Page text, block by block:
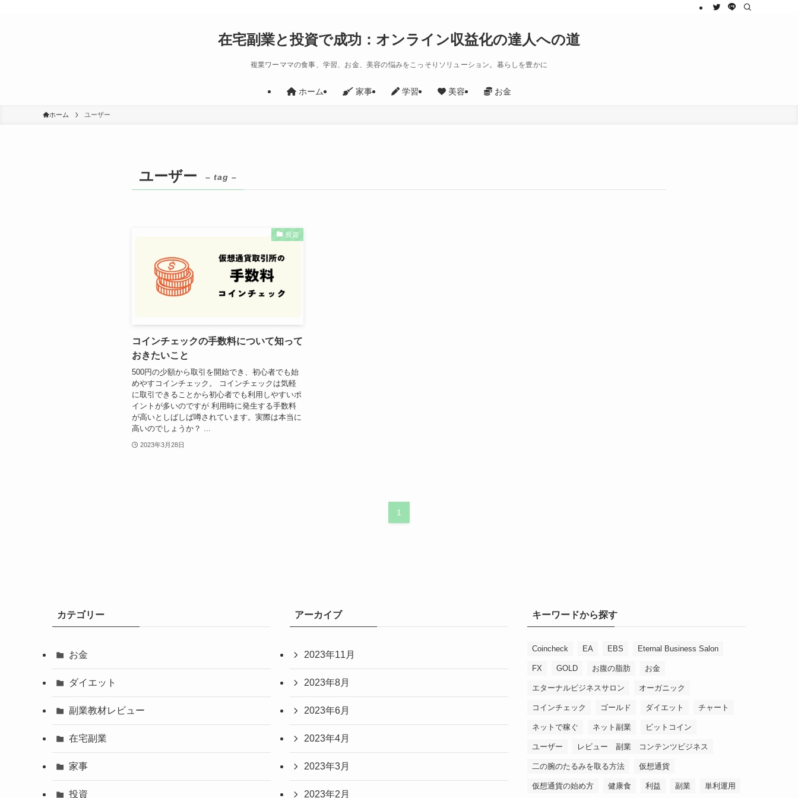
在宅副業と投資で成功：オンライン収益化の達人への道
複業ワーママの食事、学習、お金、美容の悩みをこっそりソリューション。暮らしを豊かに
ホーム 家事 学習 美容 お金
ホーム ユーザー
ユーザー – tag –
投資
コインチェックの手数料について知って
おきたいこと
500円の少額から取引を開始でき、初心者でも始
めやすコインチェック。 コインチェックは気軽
に取引できることから初心者でも利用しやすいポ
イントが多いのですが 利用時に発生する手数料
が高いとしばしば噂されています。実際は本当に
高いのでしょうか？ ...
2023年3月28日
1
カテゴリー
お金
ダイエット
副業教材レビュー
在宅副業
家事
投資
アーカイブ
2023年11月
2023年8月
2023年6月
2023年4月
2023年3月
2023年2月
キーワードから探す
Coincheck EA EBS Eternal Business Salon
FX GOLD お腹の脂肪 お金
エターナルビジネスサロン オーガニック
コインチェック ゴールド ダイエット チャート
ネットで稼ぐ ネット副業 ビットコイン
ユーザー レビュー 副業 コンテンツビジネス
二の腕のたるみを取る方法 仮想通貨
仮想通貨の始め方 健康食 利益 副業 単利運用